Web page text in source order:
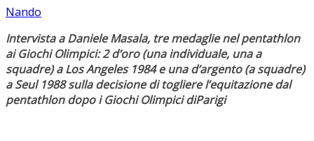
Nando
Intervista a Daniele Masala, tre medaglie nel pentathlon
ai Giochi Olimpici: 2 d’oro (una individuale, una a
squadre) a Los Angeles 1984 e una d’argento (a squadre)
a Seul 1988 sulla decisione di togliere l’equitazione dal
pentathlon dopo i Giochi Olimpici diParigi